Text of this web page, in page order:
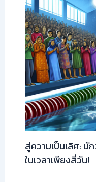
สู่ความเป็นเลิศ: นั
ในเวลาเพียงสี่วัน!